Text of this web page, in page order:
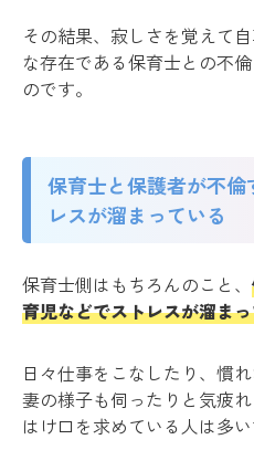
その結果、寂しさを覚えて
な存在である保育士との不
のです。
保育士と保護者が不
レスが溜まっている
保育士側はもちろんのこと、
育児などでストレスが溜ま
日々仕事をこなしたり、慣
妻の様子も伺ったりと気疲
はけ口を求めている人は多い